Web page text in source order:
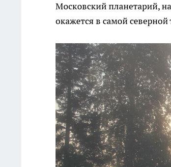
Московский планетарий,
окажется в самой северной